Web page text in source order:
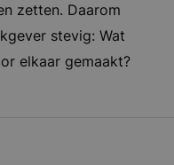
zetten. Daarom
stevig: Wat
elkaar gemaakt?